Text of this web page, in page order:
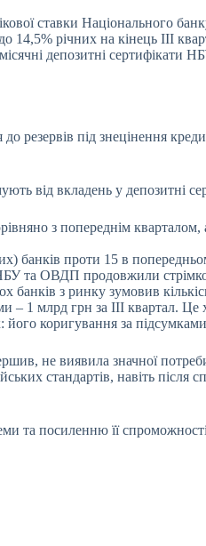
ставки Національного
14,5% річних на кінець III
депозитні
резервів під знецінення
від вкладень у депозитні
з попереднім
банків проти 15 в
та ОВДП продовжили
банків з ринку зумовив
– 1 млрд грн за III квартал. Це
коригування за
не виявила значної
стандартів, навіть після
посиленню її